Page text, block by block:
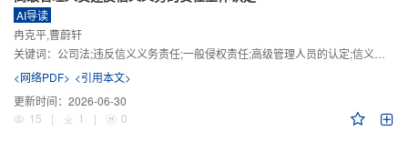
AI导读
冉克平,曹蔚轩
关键词： 公司法;违反信义义务责任;一般侵权责任;高级管理人员的认定;信义义务
<网络PDF> <引用本文>
更新时间： 2026-06-30
15
| 1 | 0